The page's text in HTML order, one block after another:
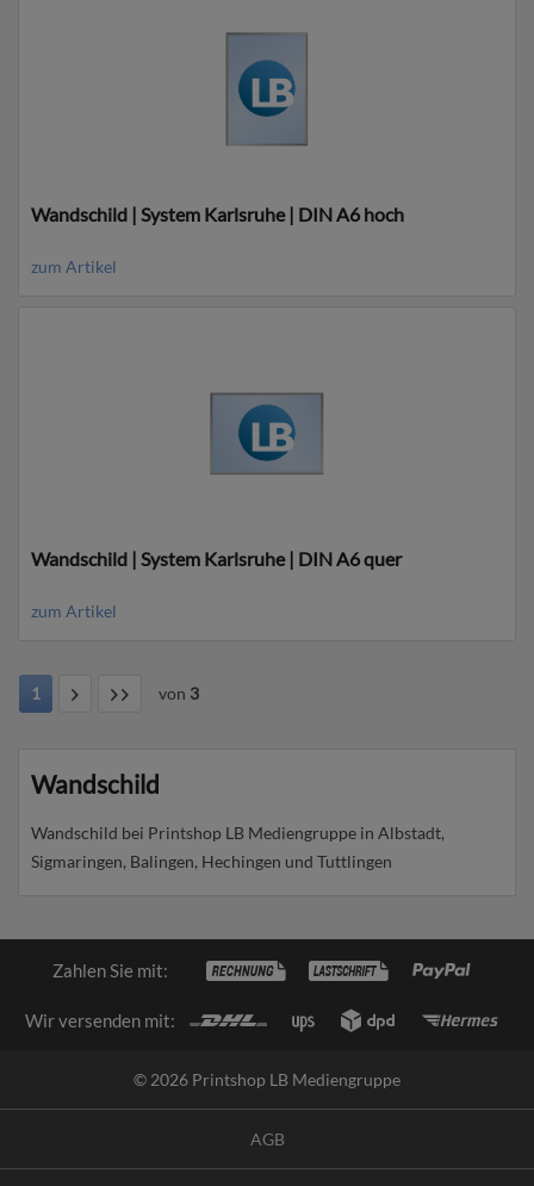
Wandschild | System Karlsruhe | DIN A6 hoch
zum Artikel
Wandschild | System Karlsruhe | DIN A6 quer
zum Artikel
1 von 3
Wandschild
Wandschild bei Printshop LB Mediengruppe in Albstadt,
Sigmaringen, Balingen, Hechingen und Tuttlingen
Zahlen Sie mit:
Wir versenden mit:
© 2026 Printshop LB Mediengruppe
AGB